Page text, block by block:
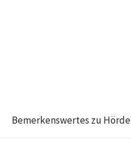
Bemerkenswertes zu Hörde